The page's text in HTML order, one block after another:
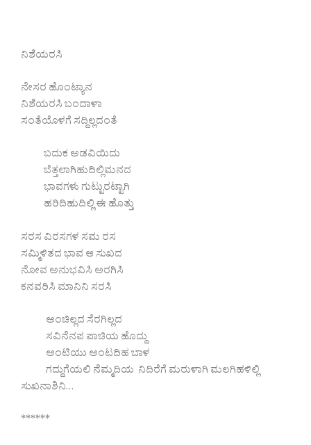
ನಿಶೆಯರಸಿ
ನೇಸರ ಹೊಂಟ್ಯಾನ
ನಿಶೆಯರಸಿ ಬಂದಾಳಾ
ಸಂತೆಯೊಳಗೆ ಸದ್ದಿಲ್ಲದಂತೆ
ಬದುಕ ಅಡವಿಯಿದು
ಬೆತ್ತಲಾಗಿಹುದಿಲ್ಲಿಮನದ
ಭಾವಗಳು ಗುಟ್ಟುರಟ್ಟಾಗಿ
ಹರಿದಿಹುದಿಲ್ಲಿ ಈ ಹೊತ್ತು
ಸರಸ ವಿರಸಗಳ ಸಮ ರಸ
ಸಮ್ಮಿಳಿತದ ಭಾವ ಆ ಸುಖದ
ನೋವ ಅನುಭವಿಸಿ ಅರಗಿಸಿ
ಕನವರಿಸಿ ಮಾನಿನಿ ಸರಸಿ
ಅಂಚಿಲ್ಲದ ಸೆರಗಿಲ್ಲದ
ಸವಿನೆನಪ ಪಾಚಿಯ ಹೊದ್ದು
ಅಂಟಿಯು ಅಂಟದಿಹ ಬಾಳ
ಗದ್ದುಗೆಯಲಿ ನೆಮ್ಮದಿಯ ನಿದಿರೆಗೆ ಮರುಳಾಗಿ ಮಲಗಿಹಳಿಲ್ಲಿ
ಸುಖನಾಶಿನಿ…
******